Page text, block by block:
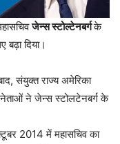
जेन्स स्टोल्टेनबर्गके
बढ़ा दिया।
संयुक्त राज्य अमेरिका
ने जेन्स स्टोलटेनबर्ग के
2014 में महासचिव का